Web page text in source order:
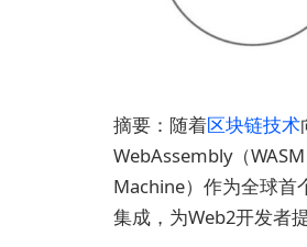
摘要：随着区块链技术
WebAssembly（
Machine）作为全球首
集成，为Web2开发者